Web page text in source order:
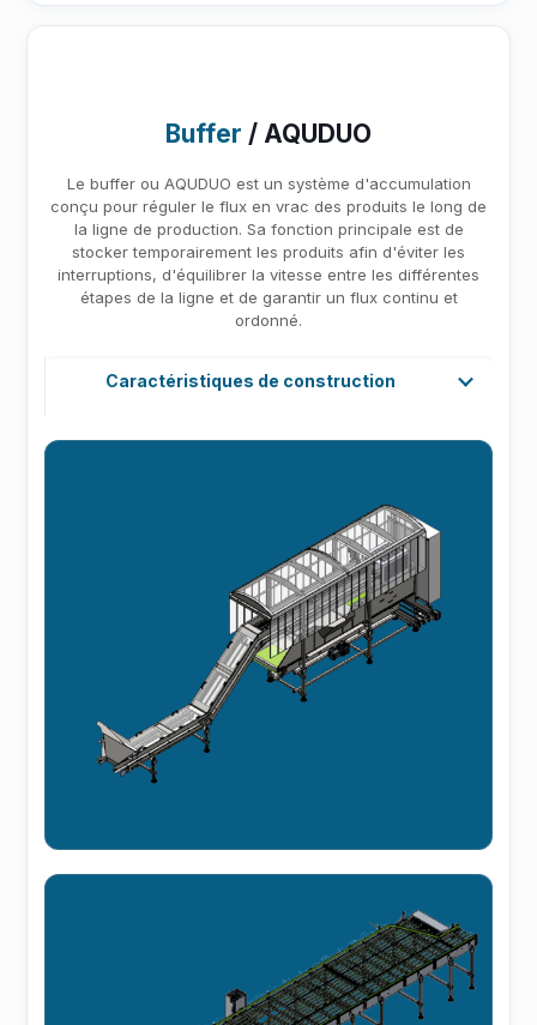
Buffer / AQUDUO
Le buffer ou AQUDUO est un système d'accumulation
conçu pour réguler le flux en vrac des produits le long de
la ligne de production. Sa fonction principale est de
stocker temporairement les produits afin d'éviter les
interruptions, d'équilibrer la vitesse entre les différentes
étapes de la ligne et de garantir un flux continu et
ordonné.
Caractéristiques de construction